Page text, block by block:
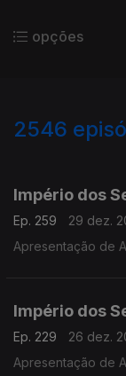
opções
2546
Império dos
Ep. 259
29 dez.
Apresentação de
Império dos
Ep. 229
26 dez.
Apresentação de